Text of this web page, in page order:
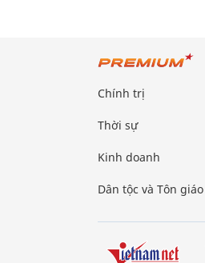
Chính trị
Thời sự
Kinh doanh
Dân tộc và Tôn giáo